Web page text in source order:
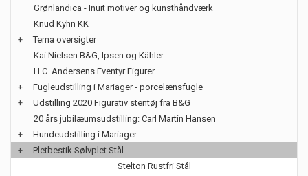
Grønlandica - Inuit motiver og kunsthåndværk
Knud Kyhn KK
+
Tema oversigter
Kai Nielsen B&G, Ipsen og Kähler
H.C. Andersens Eventyr Figurer
+
Fugleudstilling i Mariager - porcelænsfugle
+
Udstilling 2020 Figurativ stentøj fra B&G
20 års jubilæumsudstilling: Carl Martin Hansen
+
Hundeudstilling i Mariager
+
Pletbestik Sølvplet Stål
Stelton Rustfri Stål